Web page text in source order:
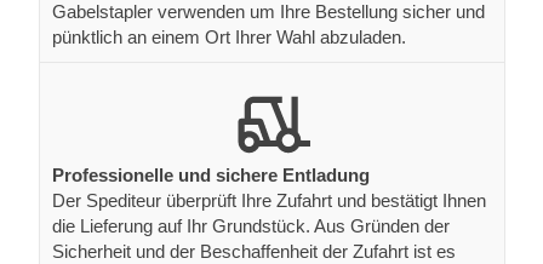
Gabelstapler verwenden um Ihre Bestellung sicher und
pünktlich an einem Ort Ihrer Wahl abzuladen.
Professionelle und sichere Entladung
Der Spediteur überprüft Ihre Zufahrt und bestätigt Ihnen
die Lieferung auf Ihr Grundstück. Aus Gründen der
Sicherheit und der Beschaffenheit der Zufahrt ist es